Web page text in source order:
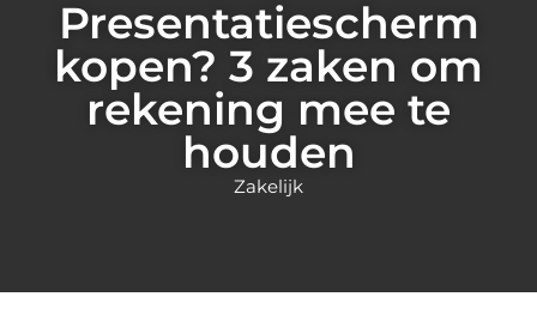
Presentatiescherm
kopen? 3 zaken om
rekening mee te
houden
Zakelijk